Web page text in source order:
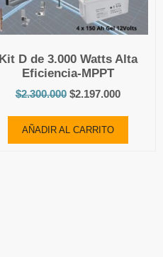
Kit D de 3.000 Watts Alta
Eficiencia-MPPT
$2.300.000 $2.197.000
AÑADIR AL CARRITO